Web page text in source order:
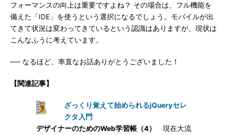
フォーマンスの向上は重要ですよね？ その場合は、フル機能を
備えた「IDE」を使うという選択になるでしょう。モバイルが出
てきて状況は変わってきているという認識はありますが、現状は
こんなふうに考えています。
── なるほど、率直なお話ありがとうございました！
【関連記事】
ざっくり覚えて始められるjQueryセレ
クタ入門
デザイナーのためのWeb学習帳（4）
現在大流